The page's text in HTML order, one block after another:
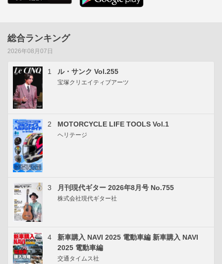
総合ランキング
2026年08月07日
1 ル・サンク Vol.255
宝塚クリエイティブアーツ
2 MOTORCYCLE LIFE TOOLS Vol.1
ヘリテージ
3 月刊現代ギター 2026年8月号 No.755
株式会社現代ギター社
4
新車購入 NAVI 2025 電動車編 新車購入 NAVI
2025 電動車編
交通タイムス社